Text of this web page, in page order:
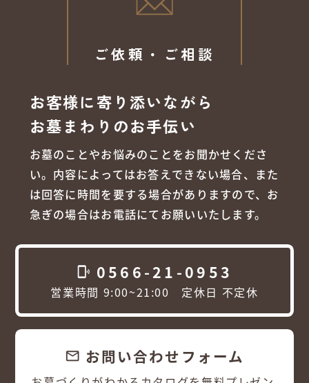
ご依頼・ご相談
お客様に寄り添いながら
お墓まわりのお手伝い
お墓のことやお悩みのことをお聞かせくださ
い。内容によってはお答えできない場合、また
は回答に時間を要する場合がありますので、お
急ぎの場合はお電話にてお願いいたします。
phonelink_ring 0566-21-0953
営業時間 9:00~21:00 定休日 不定休
email お問い合わせフォーム